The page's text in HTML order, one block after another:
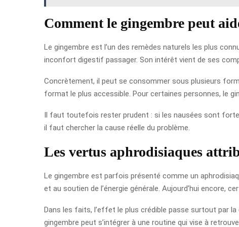
Comment le gingembre peut
Le gingembre est l’un des remèdes naturels les plus
inconfort digestif passager. Son intérêt vient de ses
Concrètement, il peut se consommer sous plusieurs
format le plus accessible. Pour certaines personnes, le
Il faut toutefois rester prudent : si les nausées sont
il faut chercher la cause réelle du problème.
Les vertus aphrodisiaques
Le gingembre est parfois présenté comme un
et au soutien de l’énergie générale. Aujourd’hui encore,
Dans les faits, l’effet le plus crédible passe surtout par
gingembre peut s’intégrer à une routine qui vise à